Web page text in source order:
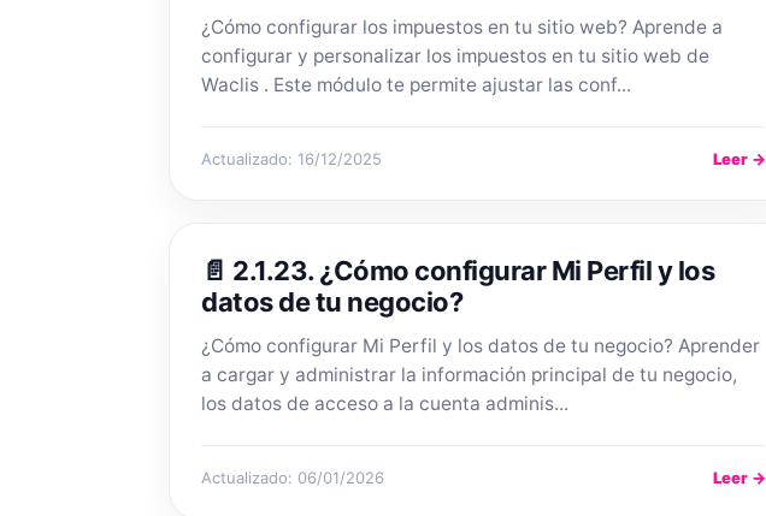
¿Cómo configurar los impuestos en tu sitio web? Aprende a
configurar y personalizar los impuestos en tu sitio web de
Waclis . Este módulo te permite ajustar las conf...
Actualizado: 16/12/2025 Leer →
📄 2.1.23. ¿Cómo configurar Mi Perfil y los
datos de tu negocio?
¿Cómo configurar Mi Perfil y los datos de tu negocio? Aprender
a cargar y administrar la información principal de tu negocio,
los datos de acceso a la cuenta adminis...
Actualizado: 06/01/2026 Leer →